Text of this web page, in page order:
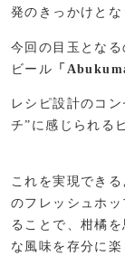
発のきっかけとな
今回の目玉とな
ビール 「
レシピ設計のコ
チ”に感じられる
これを実現でき
のフレッシュホ
ることで、柑橘
な風味を存分に